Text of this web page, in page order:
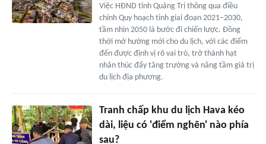
Việc HĐND tỉnh Quảng Trị thông qua điều
chỉnh Quy hoạch tỉnh giai đoạn 2021–2030,
tầm nhìn 2050 là bước đi chiến lược. Đồng
thời mở hướng mới cho du lịch, với các điểm
đến được định vị rõ vai trò, trở thành hạt
nhân thúc đẩy tăng trưởng và nâng tầm giá trị
du lịch địa phương.
Tranh chấp khu du lịch Hava kéo
dài, liệu có 'điểm nghẽn' nào phía
sau?